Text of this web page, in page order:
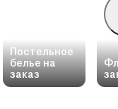
Постельное
белье на
заказ